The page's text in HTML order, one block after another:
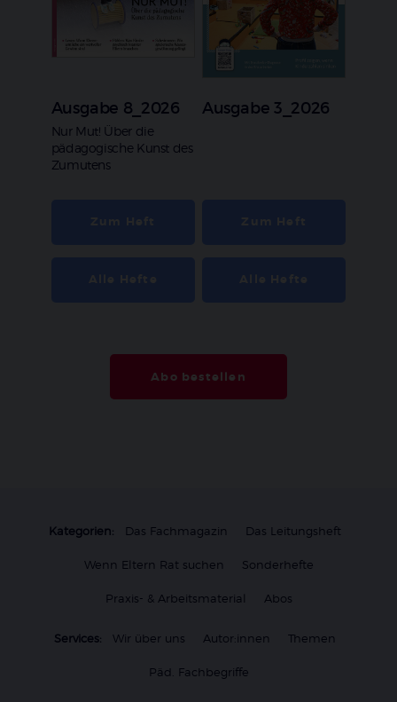
Ausgabe 8_2026
:
Nur Mut! Über die
pädagogische Kunst des
Zumutens
Ausgabe 3_2026
Abo bestellen
Kategorien: Das Fachmagazin Das Leitungsheft
Wenn Eltern Rat suchen Sonderhefte
Praxis- & Arbeitsmaterial Abos
Services: Wir über uns Autor:innen Themen
Päd. Fachbegriffe